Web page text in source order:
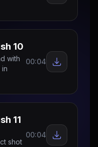
10
with
in
00:04
11
shot
00:04